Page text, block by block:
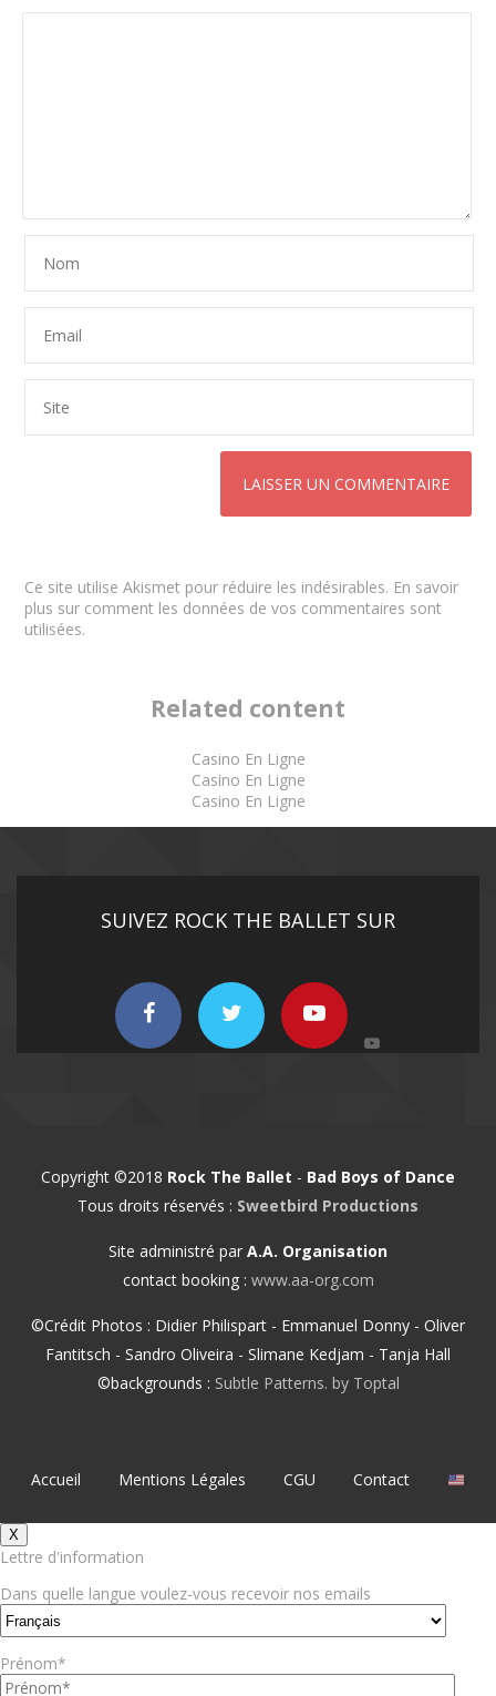
Ce site utilise Akismet pour réduire les indésirables. En savoir
plus sur comment les données de vos commentaires sont
utilisées.
Related content
Casino En Ligne
Casino En Ligne
Casino En Ligne
SUIVEZ ROCK THE BALLET SUR
Copyright ©2018 Rock The Ballet - Bad Boys of Dance
Tous droits réservés : Sweetbird Productions
Site administré par A.A. Organisation
contact booking : www.aa-org.com
©Crédit Photos : Didier Philispart - Emmanuel Donny - Oliver
Fantitsch - Sandro Oliveira - Slimane Kedjam - Tanja Hall
©backgrounds : Subtle Patterns. by Toptal
Accueil Mentions Légales CGU Contact
X
Lettre d'information
Dans quelle langue voulez-vous recevoir nos emails
Prénom*